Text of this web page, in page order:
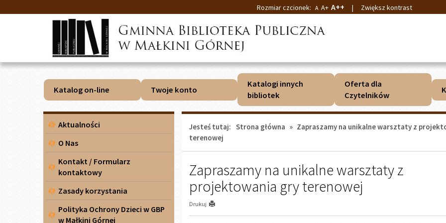
Rozmiar czcionek: A A+ A++ | Zwiększ kontrast
Katalog on-line Twoje konto
Katalogi innych
bibliotek
Oferta dla
Czytelników
Jesteś tutaj: Strona główna » Zapraszamy na unikalne warsztaty z
terenowej
Zapraszamy na unikalne warsztaty z
projektowania gry terenowej
Drukuj
Menu
boczne
Aktualności
O Nas
Kontakt / Formularz
kontaktowy
Zasady korzystania
Polityka Ochrony Dzieci w GBP
w Małkini Górnej